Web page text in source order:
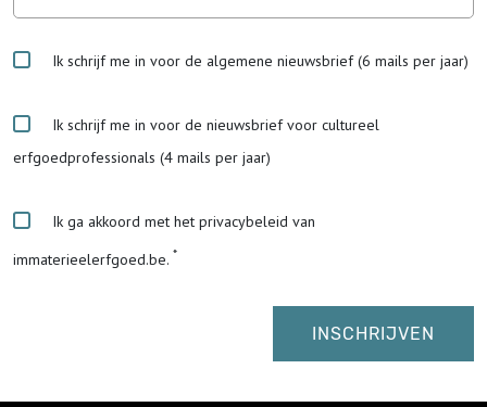
Ik schrijf me in voor de algemene nieuwsbrief (6 mails per jaar)
Ik schrijf me in voor de nieuwsbrief voor cultureel
erfgoedprofessionals (4 mails per jaar)
Ik ga akkoord met het privacybeleid van
immaterieelerfgoed.be.